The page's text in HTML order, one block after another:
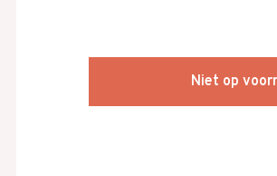
Niet op